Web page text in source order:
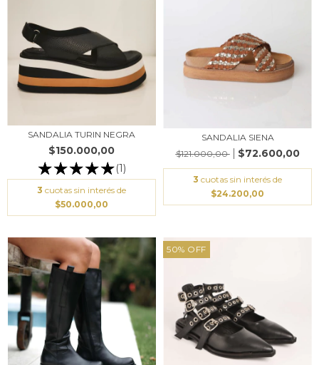
SANDALIA TURIN NEGRA
$150.000,00
(1)
3 cuotas sin interés de
$50.000,00
SANDALIA SIENA
$121.000,00
$72.600,00
3 cuotas sin interés de
$24.200,00
50% OFF